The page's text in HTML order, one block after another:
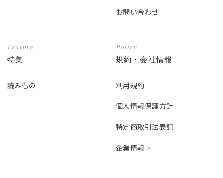
お問い合わせ
Feature
特集
読みもの
Policy
規約・会社情報
利用規約
個人情報保護方針
特定商取引法表記
企業情報